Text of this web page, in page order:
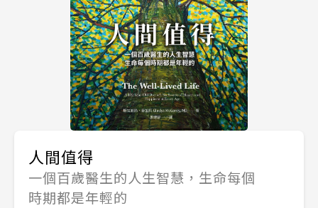
人間值得
一個百歲醫生的人生智慧，生命每個
時期都是年輕的